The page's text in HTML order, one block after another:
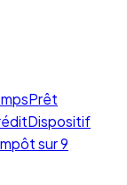
Prêt
Dispositif
sur 9